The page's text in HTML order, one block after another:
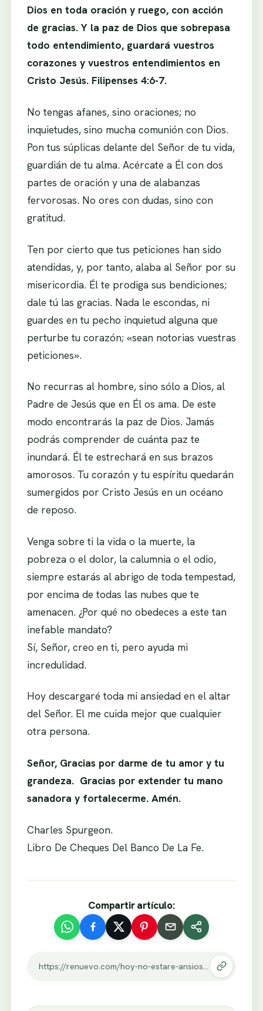
Dios en toda oración y ruego, con acción
de gracias. Y la paz de Dios que sobrepasa
todo entendimiento, guardará vuestros
corazones y vuestros entendimientos en
Cristo Jesús. Filipenses 4:6-7.
No tengas afanes, sino oraciones; no
inquietudes, sino mucha comunión con Dios.
Pon tus súplicas delante del Señor de tu vida,
guardián de tu alma. Acércate a Él con dos
partes de oración y una de alabanzas
fervorosas. No ores con dudas, sino con
gratitud.
Ten por cierto que tus peticiones han sido
atendidas, y, por tanto, alaba al Señor por su
misericordia. Él te prodiga sus bendiciones;
dale tú las gracias. Nada le escondas, ni
guardes en tu pecho inquietud alguna que
perturbe tu corazón; «sean notorias vuestras
peticiones».
No recurras al hombre, sino sólo a Dios, al
Padre de Jesús que en Él os ama. De este
modo encontrarás la paz de Dios. Jamás
podrás comprender de cuánta paz te
inundará. Él te estrechará en sus brazos
amorosos. Tu corazón y tu espíritu quedarán
sumergidos por Cristo Jesús en un océano
de reposo.
Venga sobre ti la vida o la muerte, la
pobreza o el dolor, la calumnia o el odio,
siempre estarás al abrigo de toda tempestad,
por encima de todas las nubes que te
amenacen. ¿Por qué no obedeces a este tan
inefable mandato?
Sí, Señor, creo en ti, pero ayuda mi
incredulidad.
Hoy descargaré toda mi ansiedad en el altar
del Señor. El me cuida mejor que cualquier
otra persona.
Señor, Gracias por darme de tu amor y tu
grandeza. Gracias por extender tu mano
sanadora y fortalecerme. Amén.
Charles Spurgeon.
Libro De Cheques Del Banco De La Fe.
Compartir artículo:
https://renuevo.com/hoy-no-estare-ansioso-por-nada.html